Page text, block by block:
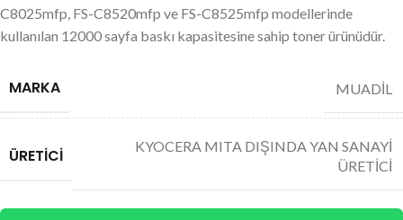
C8025mfp, FS-C8520mfp ve FS-C8525mfp modellerinde
kullanılan 12000 sayfa baskı kapasitesine sahip toner ürünüdür.
MARKA MUADİL
ÜRETICI
KYOCERA MITA DIŞINDA YAN SANAYİ
ÜRETİCİ